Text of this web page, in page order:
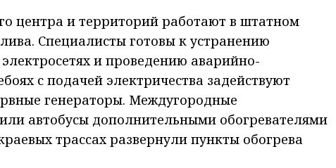
центра и территорий работают в штатном
Специалисты готовы к устранению
и проведению аварийно-
с подачей электричества задействуют
генераторы. Междугородные
автобусы дополнительными обогревателями
трассах развернули пункты обогрева